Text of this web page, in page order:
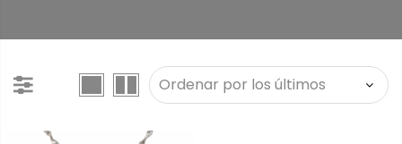
Ver productos en una columna
Ver productos en dos columnas